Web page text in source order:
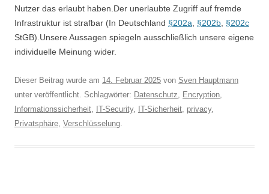
Nutzer das erlaubt haben.Der unerlaubte Zugriff auf fremde
Infrastruktur ist strafbar (In Deutschland §202a §202b §202c
StGB).Unsere Aussagen spiegeln ausschließlich unsere eigene
individuelle Meinung wider.
Dieser Beitrag wurde am 14. Februar 2025 von Sven Hauptmann
unter veröffentlicht. Schlagwörter: Datenschutz, Encryption,
Informationssicherheit, IT-Security, IT-Sicherheit, privacy,
Privatsphäre, Verschlüsselung.